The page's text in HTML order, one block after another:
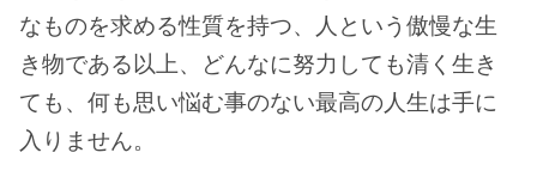
なものを求める性質を持つ、人という傲慢な生
き物である以上、どんなに努力しても清く生き
ても、何も思い悩む事のない最高の人生は手に
入りません。